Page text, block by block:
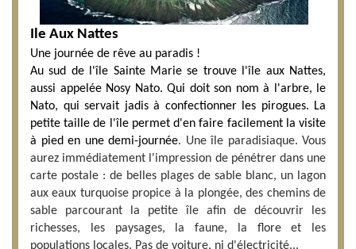
Ile Aux Nattes
Une journée de rêve au paradis !
Au sud de l'île Sainte Marie se trouve l'île aux Nattes,
aussi appelée Nosy Nato. Qui doit son nom à l'arbre, le
Nato, qui servait jadis à confectionner les pirogues. La
petite taille de l'île permet d'en faire facilement la visite
à pied en une demi-journée. Une île paradisiaque. Vous
aurez immédiatement l'impression de pénétrer dans une
carte postale : de belles plages de sable blanc, un lagon
aux eaux turquoise propice à la plongée, des chemins de
sable parcourant la petite île afin de découvrir les
richesses, les paysages, la faune, la flore et les
populations locales. Pas de voiture, ni d'électricité...